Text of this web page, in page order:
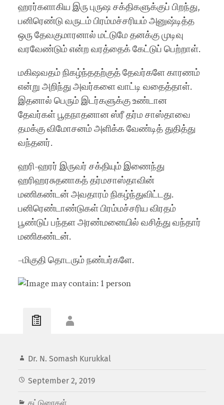
ஹரர்களாகிய இரு புருஷ சக்திகளுக்குப் பிறந்து,
பனிரெண்டு வருடம் பிரம்மச்சரியம் அனுஷ்டித்த
ஒரு தேவகுமாரனால் மட்டுமே தனக்கு முடிவு
வரவேண்டும் என்ற வரத்தைக் கேட்டுப் பெற்றாள்.
மகிஷவதம் நிகழ்ந்ததற்குத் தேவர்களே காரணம்
என்று அறிந்து அவர்களை வாட்டி வதைத்தாள்.
இதனால் பெரும் இடர்களுக்கு உண்டான
தேவர்கள் பூதநாதனான ஸ்ரீ தர்ம சாஸ்தாவை
தமக்கு விமோசனம் அளிக்க வேண்டித் துதித்து
வந்தனர்.
ஹரி-ஹரர் இருவர் சக்தியும் இணைந்து
ஹரிஹரசுதனாகத் தர்மசாஸ்தாவின்
மணிகண்டன் அவதாரம் நிகழ்ந்துவிட்டது.
பனிரெண்டாண்டுகள் பிரம்மச்சரிய விரதம்
பூண்டுப் பந்தள அரண்மனையில் வசித்து வந்தார்
மணிகண்டன்.
–மிகுதி தொடரும் நண்பர்களே.
Dr. N. Somash Kurukkal
September 2, 2019
கட்டுரைகள்